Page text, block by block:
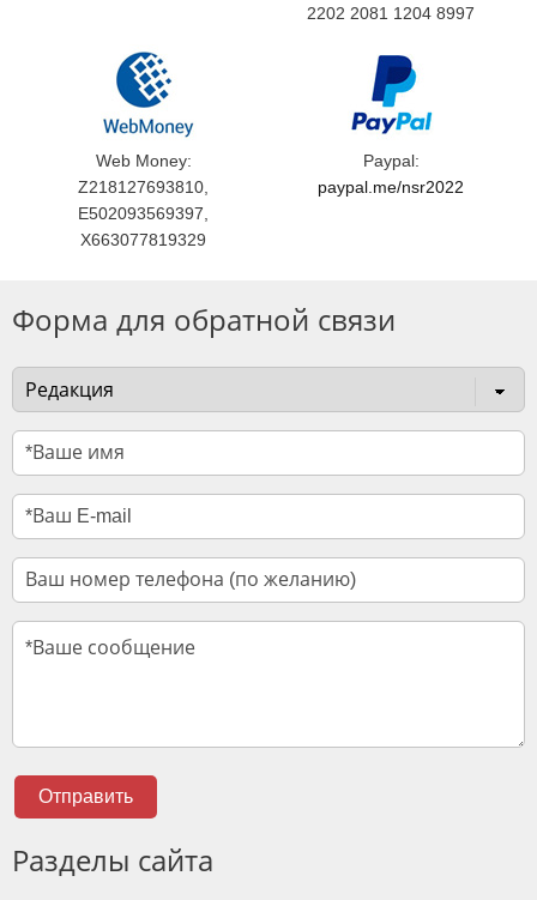
2202 2081 1204 8997
Web Money:
Z218127693810,
E502093569397,
X663077819329
Paypal:
paypal.me/nsr2022
Форма для обратной связи
Отправить
Разделы сайта